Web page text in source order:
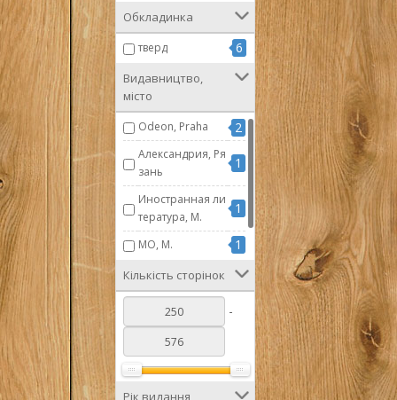
Обкладинка
тверд 6
Видавництво,
місто
Odeon, Praha 2
Александрия, Ря
зань
1
Иностранная ли
тература, М.
1
МО, М. 1
Наука, М. 1
Кількість сторінок
-
Рік видання